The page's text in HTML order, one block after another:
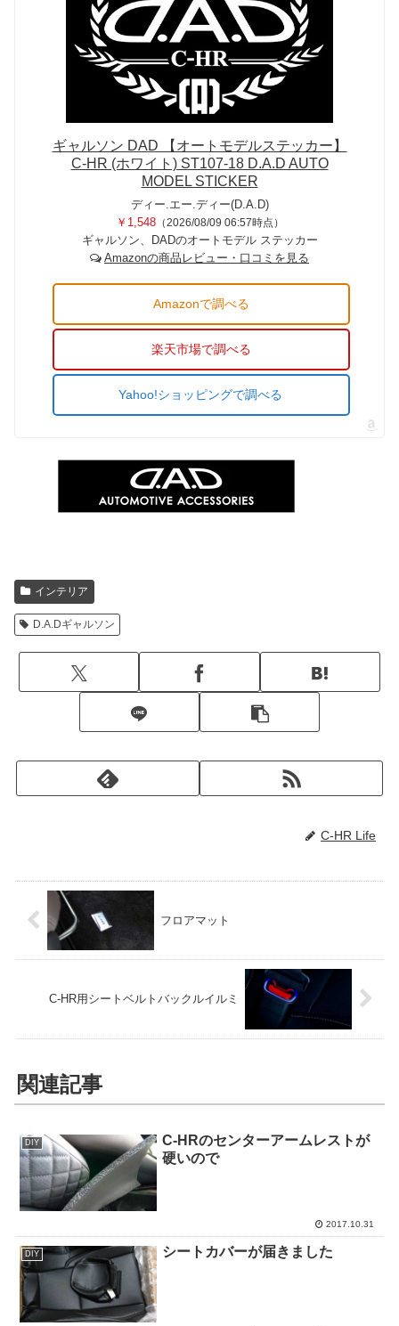
ギャルソン DAD 【オートモデルステッカー】
C-HR (ホワイト) ST107-18 D.A.D AUTO
MODEL STICKER
ディー.エー.ディー(D.A.D)
￥1,548（2026/08/09 06:57時点）
ギャルソン、DADのオートモデル ステッカー
Amazonの商品レビュー・口コミを見る
Amazonで調べる
楽天市場で調べる
Yahoo!ショッピングで調べる
インテリア
D.A.Dギャルソン
C-HR Life
フロアマット
C-HR用シートベルトバックルイルミ
関連記事
DIY
C-HRのセンターアームレストが
硬いので
2017.10.31
DIY シートカバーが届きました